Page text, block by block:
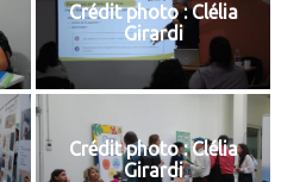
Crédit photo : Clélia
Girardi
Crédit photo : Clélia
Girardi